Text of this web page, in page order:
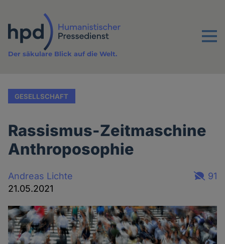
Inhalt
Menu
Der säkulare Blick auf die Welt.
GESELLSCHAFT
Rassismus-Zeitmaschine
Anthroposophie
Andreas Lichte
21.05.2021
91